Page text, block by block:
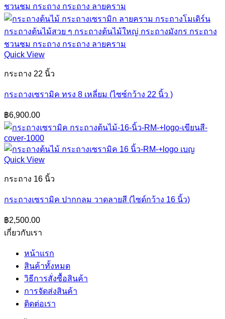
Quick View
กระถาง 22 นิ้ว
กระถางเซรามิค ทรง 8 เหลี่ยม (ไซซ์กว้าง 22 นิ้ว )
฿6,900.00
Quick View
กระถาง 16 นิ้ว
กระถางเซรามิค ปากกลม วาดลายสี (ไซด์กว้าง 16 นิ้ว)
฿2,500.00
เกี่ยวกับเรา
หน้าแรก
สินค้าทั้งหมด
วิธีการสั่งซื้อสินค้า
การจัดส่งสินค้า
ติดต่อเรา